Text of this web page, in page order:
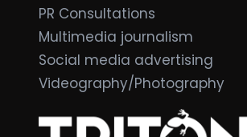
PR Consultations
Multimedia journalism
Social media advertising
Videography/Photography